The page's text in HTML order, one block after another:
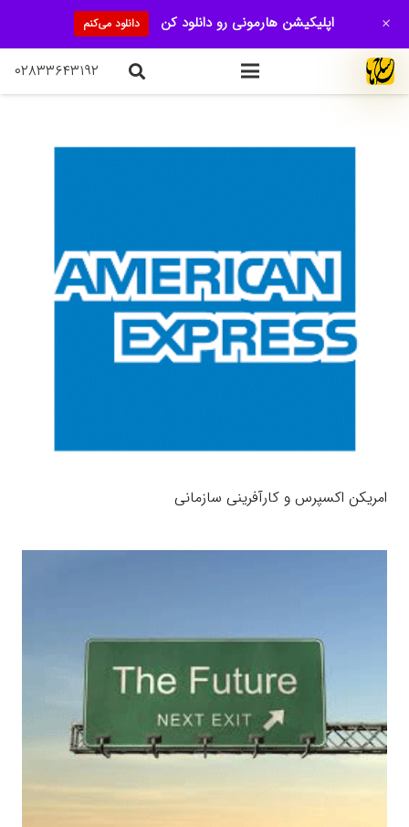
۰۲۸۳۳۶۴۳۱۹۲
امريكن اکسپرس و کارآفرینی سازمانی
اپلیکیشن هارمونی رو دانلود کن دانلود می‌کنم +